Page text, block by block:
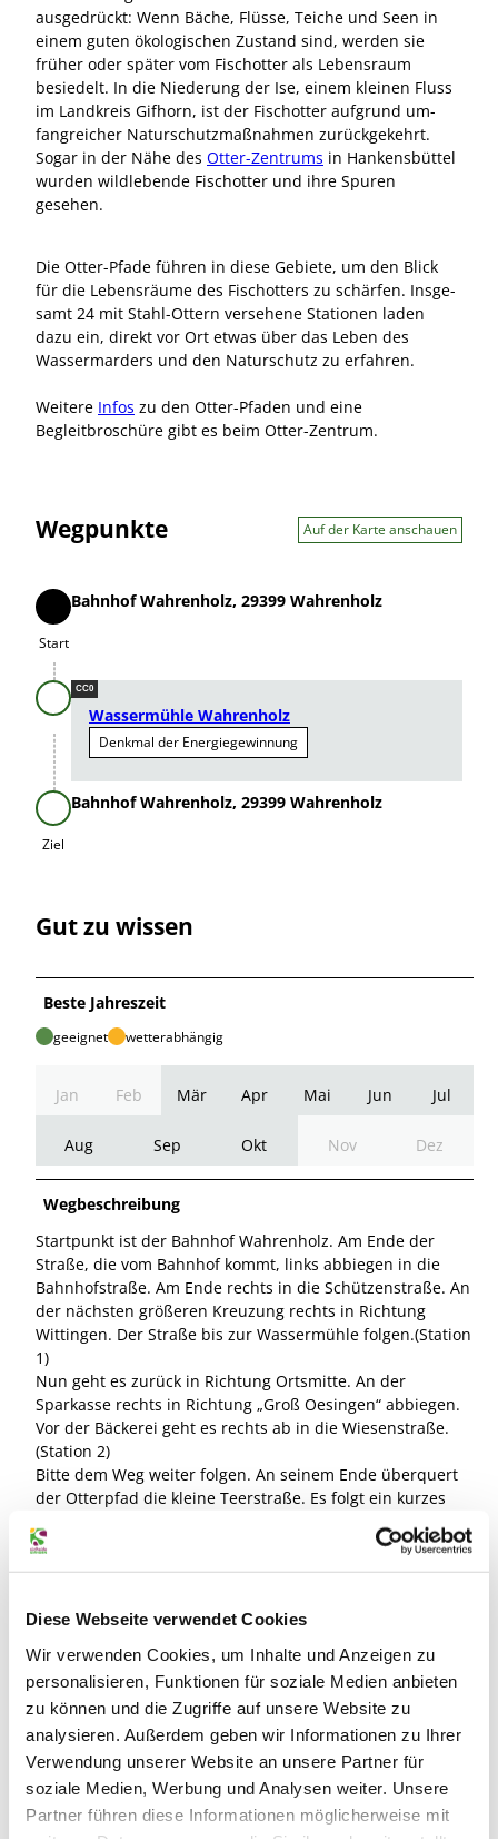
Diese Webseite verwendet Cookies
Wir verwenden Cookies, um Inhalte und Anzeigen zu
personalisieren, Funktionen für soziale Medien anbieten
zu können und die Zugriffe auf unsere Website zu
analysieren. Außerdem geben wir Informationen zu Ihrer
Verwendung unserer Website an unsere Partner für
soziale Medien, Werbung und Analysen weiter. Unsere
Partner führen diese Informationen möglicherweise mit
ausgedrückt: Wenn Bäche, Flüsse, Teiche und Seen in
einem guten ökologischen Zustand sind, werden sie
früher oder später vom Fischotter als Lebensraum
besiedelt. In die Niederung der Ise, einem kleinen Fluss
im Landkreis Gifhorn, ist der Fischotter aufgrund um­
fang­reicher Naturschutzmaßnahmen zurückgekehrt.
Sogar in der Nähe des Otter-Zentrums in Hankensbüttel
wurden wildlebende Fischotter und ihre Spuren
gesehen.
Die Otter-Pfade führen in die­se Gebiete, um den Blick
für die Lebensräume des Fischotters zu schärfen. Ins­ge­
samt 24 mit Stahl-Ottern versehene Stationen laden
dazu ein, direkt vor Ort etwas über das Leben des
Wassermarders und den Naturschutz zu erfahren.
Weitere Infos zu den Otter-Pfaden und eine
Begleitbroschüre gibt es beim Otter-Zentrum.
Wegpunkte Auf der Karte anschauen
Start
Start
Bahnhof Wahrenholz, 29399 Wahrenholz
CC0
Wassermühle Wahrenholz
Denkmal der Energiegewinnung
Ziel
Ziel
Bahnhof Wahrenholz, 29399 Wahrenholz
Gut zu wissen
Beste Jahreszeit
geeignet wetterabhängig
Jan Feb Mär Apr Mai Jun Jul
Aug Sep Okt Nov Dez
Wegbeschreibung
Startpunkt ist der Bahnhof Wahrenholz. Am Ende der
Straße, die vom Bahnhof kommt, links abbiegen in die
Bahnhofstraße. Am Ende rechts in die Schützenstraße. An
der nächsten größeren Kreuzung rechts in Richtung
Wittingen. Der Straße bis zur Wassermühle folgen.(Station
1)
Nun geht es zurück in Richtung Ortsmitte. An der
Sparkasse rechts in Richtung „Groß Oesingen“ abbiegen.
Vor der Bäckerei geht es rechts ab in die Wiesenstraße.
(Station 2)
Bitte dem Weg weiter folgen. An seinem Ende überquert
der Otterpfad die kleine Teerstraße. Es folgt ein kurzes
diesem Weg noch ca. 8 km. (Station 3)
Dem Weg weiter folgen. Nach einer leichten Rechtskurve
Dem Weg weiter folgen. An seinem Ende geht es rechts
Dem Weg weiter folgen, dann den nächsten Weg rechts
ab. (Station 6)
Jetzt geht es zurück in Richtung Kanal. Am Wegende
rechts abbiegen. An der nächsten Wegekreuzung geht es
nach rechts. Rechterhand ist ein schöner Rastplatz am
Ise-Ufer. Hinter dem Rastplatz rechts abbiegen in
Richtung Hankensbüttel. (Station 7)
Nun geht es wieder zurück. An der Kreuzung rechts